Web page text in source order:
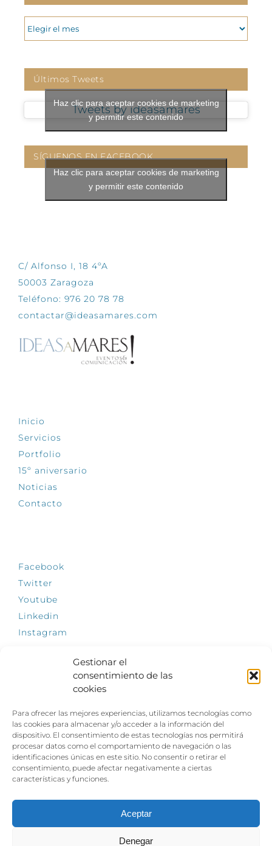
Gestionar el
consentimiento de las
cookies
Para ofrecer las mejores experiencias, utilizamos tecnologías como
las cookies para almacenar y/o acceder a la información del
dispositivo. El consentimiento de estas tecnologías nos permitirá
procesar datos como el comportamiento de navegación o las
identificaciones únicas en este sitio. No consentir o retirar el
consentimiento, puede afectar negativamente a ciertas
características y funciones.
Aceptar
Denegar
ARCHIVOS
Últimos Tweets
Tweets by ideasamares
Haz clic para aceptar cookies de marketing
y permitir este contenido
SÍGUENOS EN FACEBOOK
Haz clic para aceptar cookies de marketing
y permitir este contenido
C/ Alfonso I, 18 4ºA
50003 Zaragoza
Teléfono: 976 20 78 78
contactar@ideasamares.com
Inicio
Servicios
Portfolio
15º aniversario
Noticias
Contacto
Facebook
Twitter
Youtube
Linkedin
Instagram
El empleo, la gran llave para una vida
independiente: Fundación Dfa reclama un
impulso decidido a la inclusión laboral de las
personas con discapacidad
Clown, circo y magia: el Jardín de las Artes
de julio con su segundo “Festival